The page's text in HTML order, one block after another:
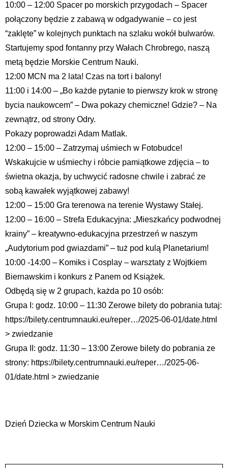
10:00 – 12:00 Spacer po morskich przygodach – Spacer
połączony będzie z zabawą w odgadywanie – co jest
“zaklęte” w kolejnych punktach na szlaku wokół bulwarów.
Startujemy spod fontanny przy Wałach Chrobrego, naszą
metą będzie Morskie Centrum Nauki.
12:00 MCN ma 2 lata! Czas na tort i balony!
11:00 i 14:00 – „Bo każde pytanie to pierwszy krok w stronę
bycia naukowcem” – Dwa pokazy chemiczne! Gdzie? – Na
zewnątrz, od strony Odry.
Pokazy poprowadzi Adam Matlak.
12:00 – 15:00 – Zatrzymaj uśmiech w Fotobudce!
Wskakujcie w uśmiechy i róbcie pamiątkowe zdjęcia – to
świetna okazja, by uchwycić radosne chwile i zabrać ze
sobą kawałek wyjątkowej zabawy!
12:00 – 15:00 Gra terenowa na terenie Wystawy Stałej.
12:00 – 16:00 – Strefa Edukacyjna: „Mieszkańcy podwodnej
krainy” – kreatywno-edukacyjna przestrzeń w naszym
„Audytorium pod gwiazdami” – tuż pod kulą Planetarium!
10:00 -14:00 – Komiks i Cosplay – warsztaty z Wojtkiem
Biernawskim i konkurs z Panem od Książek.
Odbędą się w 2 grupach, każda po 10 osób:
Grupa I: godz. 10:00 – 11:30 Zerowe bilety do pobrania tutaj:
https://bilety.centrumnauki.eu/reper…/2025-06-01/date.html
> zwiedzanie
Grupa II: godz. 11:30 – 13:00 Zerowe bilety do pobrania ze
strony: https://bilety.centrumnauki.eu/reper…/2025-06-
01/date.html > zwiedzanie
Dzień Dziecka w Morskim Centrum Nauki